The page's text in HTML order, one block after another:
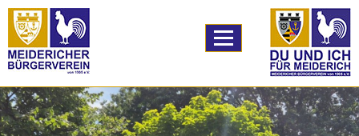
Home
A59 Ausbau